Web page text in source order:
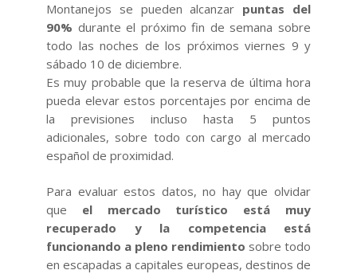
Montanejos se pueden alcanzar puntas del
90% durante el próximo fin de semana sobre
todo las noches de los próximos viernes 9 y
sábado 10 de diciembre.
Es muy probable que la reserva de última hora
pueda elevar estos porcentajes por encima de
la previsiones incluso hasta 5 puntos
adicionales, sobre todo con cargo al mercado
español de proximidad.
Para evaluar estos datos, no hay que olvidar
que el mercado turístico está muy
recuperado y la competencia está
funcionando a pleno rendimiento sobre todo
en escapadas a capitales europeas, destinos de